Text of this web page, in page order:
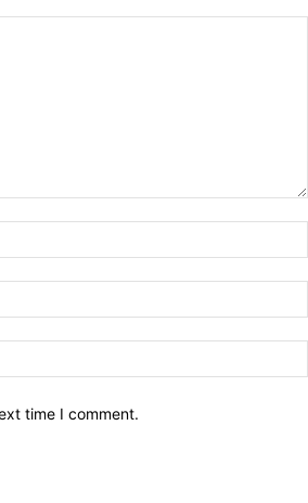
time I comment.